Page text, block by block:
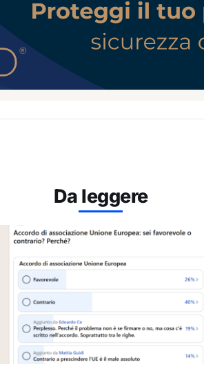
Da leggere